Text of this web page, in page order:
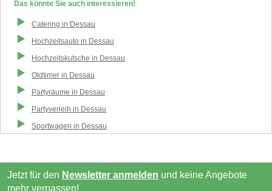
Das könnte Sie auch interessieren!
Catering in Dessau
Hochzeitsauto in Dessau
Hochzeitskutsche in Dessau
Oldtimer in Dessau
Partyräume in Dessau
Partyverleih in Dessau
Sportwagen in Dessau
Jetzt für den Newsletter anmelden und keine Angebote
mehr verpassen!